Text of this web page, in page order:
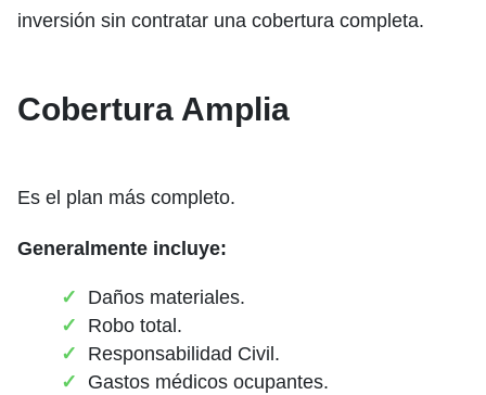
inversión sin contratar una cobertura completa.
Cobertura Amplia
Es el plan más completo.
Generalmente incluye:
Daños materiales.
Robo total.
Responsabilidad Civil.
Gastos médicos ocupantes.